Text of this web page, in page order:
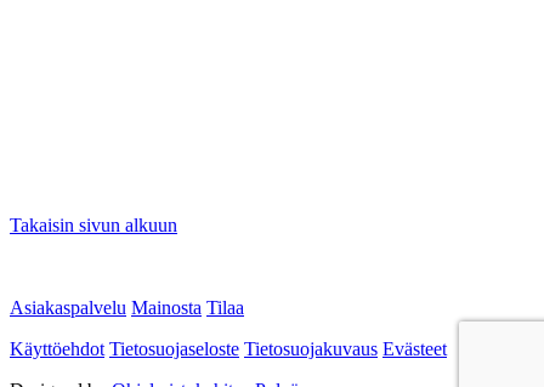
Takaisin sivun alkuun
Asiakaspalvelu Mainosta Tilaa
Käyttöehdot Tietosuojaseloste Tietosuojakuvaus Evästeet